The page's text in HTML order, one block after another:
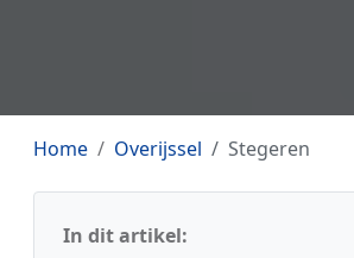
Home Overijssel Stegeren
In dit artikel: